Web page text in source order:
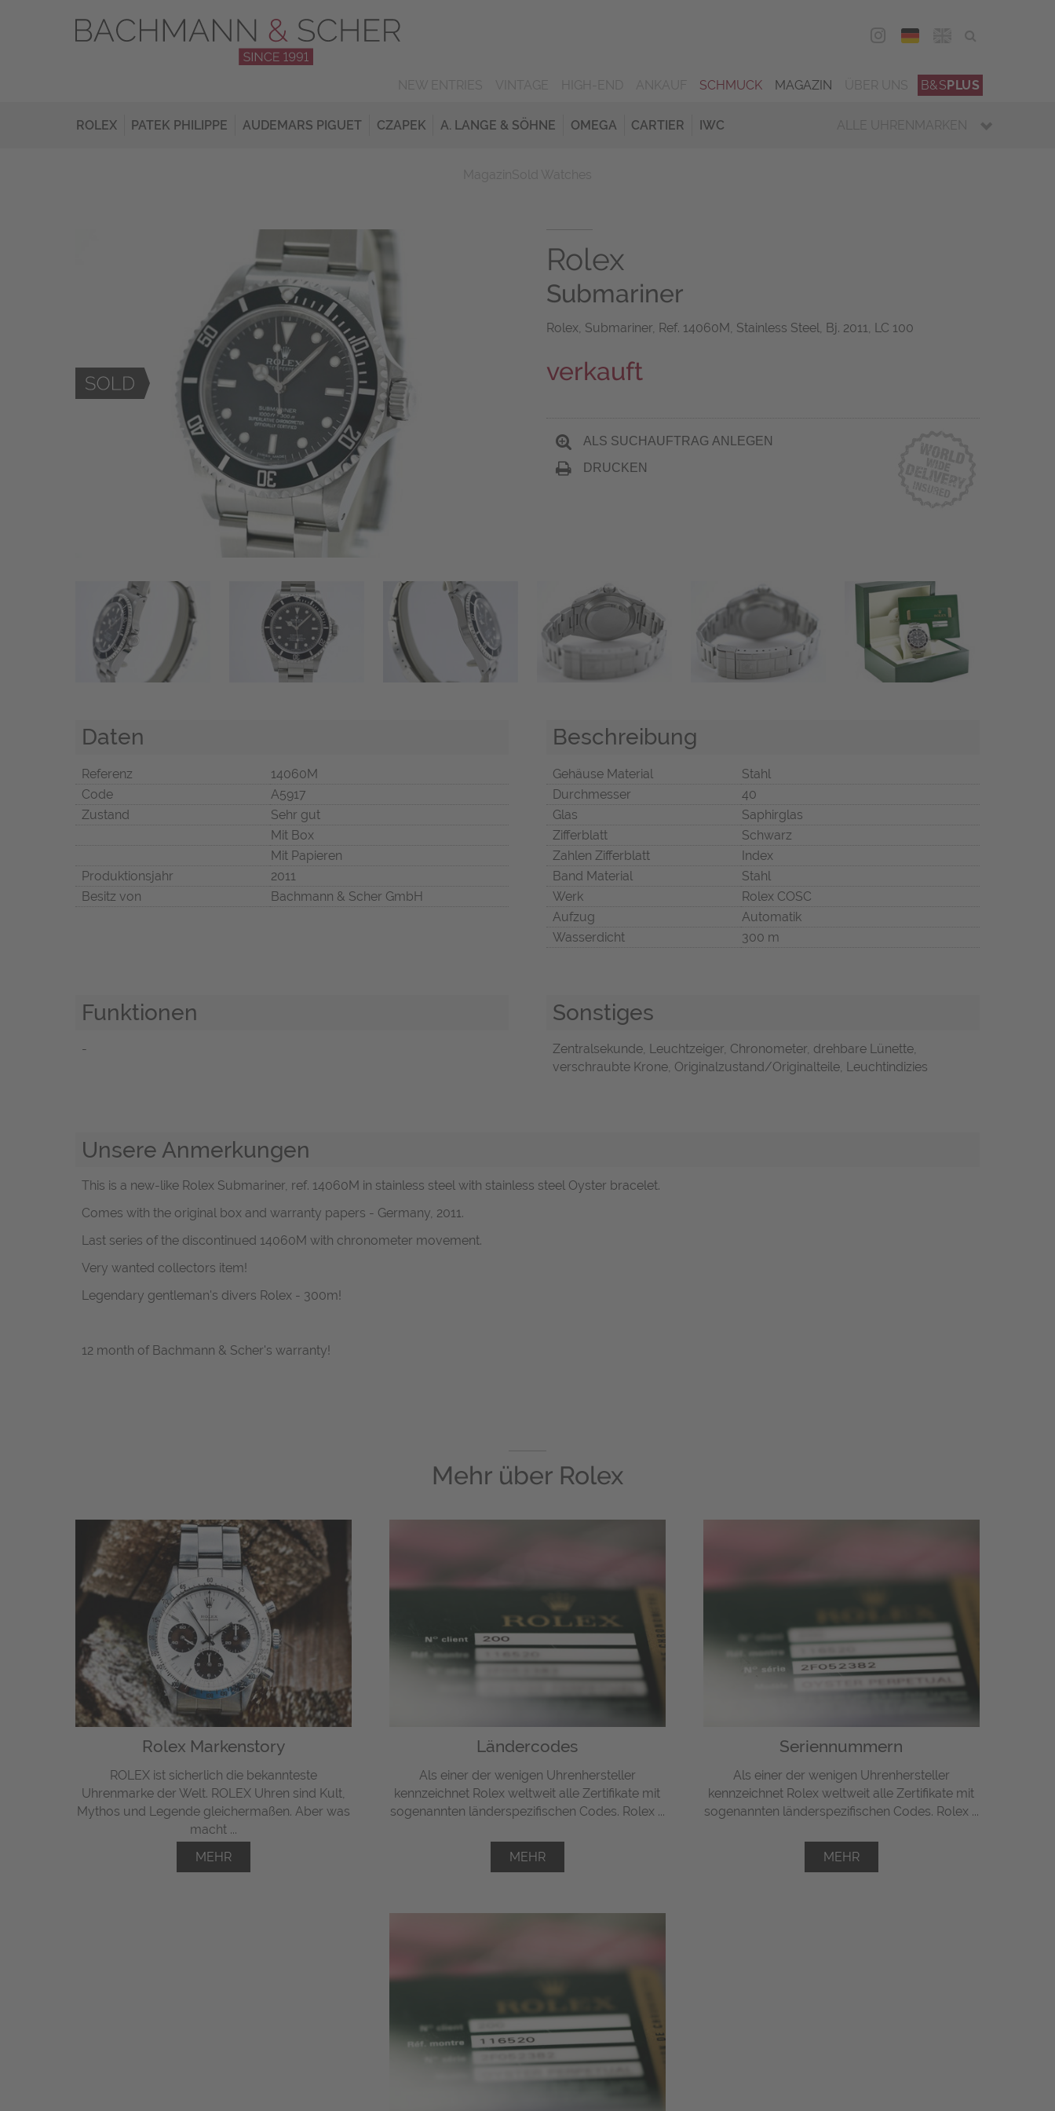
DEU
SCHMUCK MAGAZIN B&SPLUS
ROLEX PATEK PHILIPPE AUDEMARS PIGUET CZAPEK A. LANGE & SÖHNE OMEGA CARTIER IWC ALLE UHRENMARKEN
Rolex
Submariner
Rolex, Submariner, Ref. 14060M, Stainless Steel, Bj. 2011, LC 100
verkauft
ALS SUCHAUFTRAG ANLEGEN
DRUCKEN
Daten
Referenz
14060M
Code
A5917
Zustand
Sehr gut
Mit Box
Mit Papieren
Produktionsjahr
2011
Besitz von
Bachmann & Scher GmbH
Beschreibung
Gehäuse Material
Stahl
Durchmesser
40
Glas
Saphirglas
Zifferblatt
Schwarz
Zahlen Zifferblatt
Index
Band Material
Stahl
Werk
Rolex COSC
Aufzug
Automatik
Wasserdicht
300 m
Funktionen
-
Sonstiges
Zentralsekunde, Leuchtzeiger, Chronometer, drehbare Lünette,
verschraubte Krone, Originalzustand/Originalteile, Leuchtindizies
Unsere Anmerkungen
This is a new-like Rolex Submariner, ref. 14060M in stainless steel with stainless steel Oyster bracelet.
Comes with the original box and warranty papers - Germany, 2011.
Last series of the discontinued 14060M with chronometer movement.
Very wanted collectors item!
Legendary gentleman's divers Rolex - 300m!
12 month of Bachmann & Scher's warranty!
Mehr über Rolex
Rolex Markenstory
ROLEX ist sicherlich die bekannteste
Uhrenmarke der Welt. ROLEX Uhren sind Kult,
Mythos und Legende gleichermaßen. Aber was
macht ...
MEHR
Ländercodes
Als einer der wenigen Uhrenhersteller
kennzeichnet Rolex weltweit alle Zertifikate mit
sogenannten länderspezifischen Codes. Rolex ...
MEHR
Seriennummern
Als einer der wenigen Uhrenhersteller
kennzeichnet Rolex weltweit alle Zertifikate mit
sogenannten länderspezifischen Codes. Rolex ...
MEHR